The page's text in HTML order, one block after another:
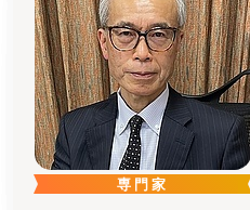
専門家